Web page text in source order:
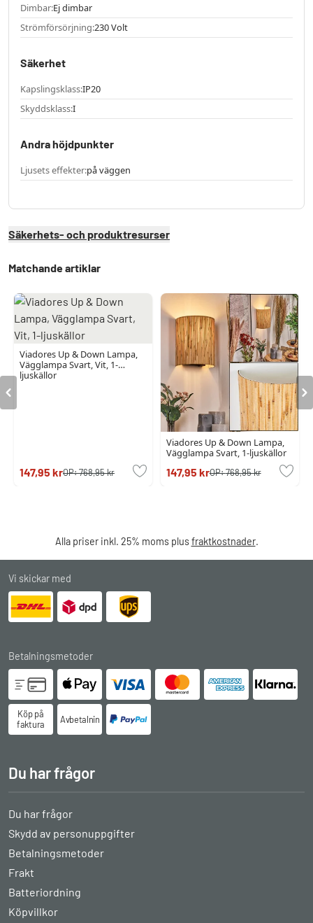
Dimbar:Ej dimbar
Strömförsörjning:230 Volt
Säkerhet
Kapslingsklass:IP20
Skyddsklass:I
Andra höjdpunkter
Ljusets effekter:på väggen
Säkerhets- och produktresurser
Matchande artiklar
Viadores Up & Down Lampa,
Vägglampa Svart, Vit, 1-
ljuskällor
147,95 krOP:768,95 kr
Viadores Up & Down Lampa,
Vägglampa Svart, 1-ljuskällor
147,95 krOP:768,95 kr
Alla priser inkl. 25% moms plusfraktkostnader.
Vi skickar med
Betalningsmetoder
Köp på
faktura
Avbetalningsköp
Du har frågor
Du har frågor
Skydd av personuppgifter
Betalningsmetoder
Frakt
Batteriordning
Köpvillkor